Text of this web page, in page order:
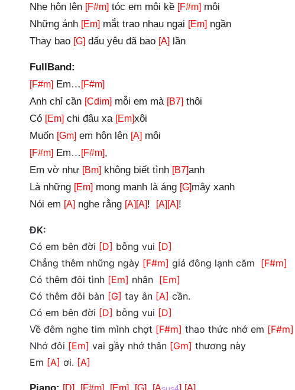
Nhẹ hôn lên [F#m] tóc em môi kề [F#m] môi
Những ánh [Em] mắt trao nhau ngại [Em] ngần
Thay bao [G] dấu yêu đã bao [A] lần
FullBand:
[F#m] Em… [F#m]
Anh chỉ cần [Cdim] mỗi em mà [B7] thôi
Có [Em] chi đâu xa [Em]xôi
Muốn [Gm] em hôn lên [A] môi
[F#m] Em… [F#m],
Em vờ như [Bm] không biết tình [B7]anh
Là những [Em] mong manh là áng [G]mây xanh
Nói em [A] nghe rằng [A] [A]! [A] [A]!
ĐK:
Có em bên đời [D] bỗng vui [D]
Chẳng thêm những ngày [F#m] giá đông lạnh căm [F#m]
Có thêm đôi tình [Em] nhân [Em]
Có thêm đôi bàn [G] tay ân [A] cần.
Có em bên đời [D] bỗng vui [D]
Về đêm nghe tim mình chợt [F#m] thao thức nhớ em [F#m]
Nhớ đôi [Em] vai gầy nhớ thân [Gm] thương này
Em [A] ơi. [A]
Piano: [D] [F#m] [Em] [G] [Asus4] [A]